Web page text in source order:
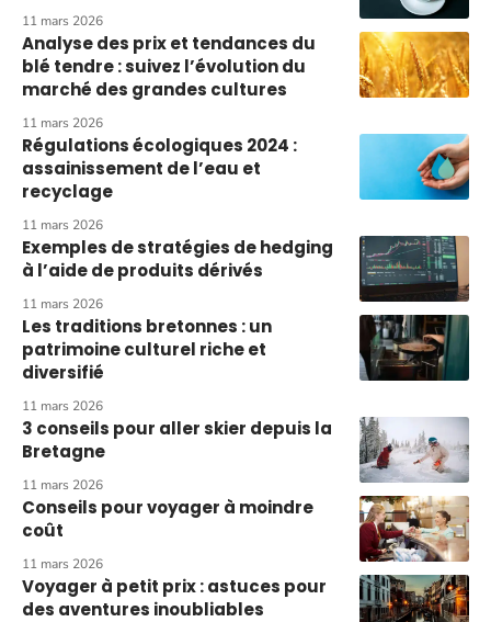
11 mars 2026
Analyse des prix et tendances du
blé tendre : suivez l’évolution du
marché des grandes cultures
11 mars 2026
Régulations écologiques 2024 :
assainissement de l’eau et
recyclage
11 mars 2026
Exemples de stratégies de hedging
à l’aide de produits dérivés
11 mars 2026
Les traditions bretonnes : un
patrimoine culturel riche et
diversifié
11 mars 2026
3 conseils pour aller skier depuis la
Bretagne
11 mars 2026
Conseils pour voyager à moindre
coût
11 mars 2026
Voyager à petit prix : astuces pour
des aventures inoubliables